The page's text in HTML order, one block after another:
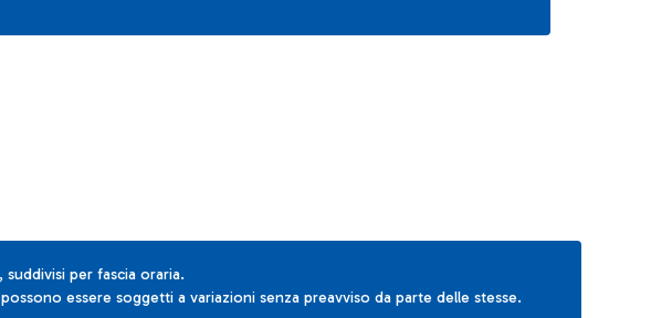
per fascia oraria.
essere soggetti a variazioni senza preavviso da parte delle stesse.